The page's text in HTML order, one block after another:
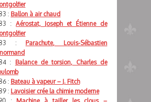
: Ballon à air chaud
: Aérostat, Joseph et Étienne de
: Parachute, Louis-Sébastien
: Balance de torsion, Charles de
: Bateau à vapeur – J. Fitch
: Lavoisier crée la chimie moderne